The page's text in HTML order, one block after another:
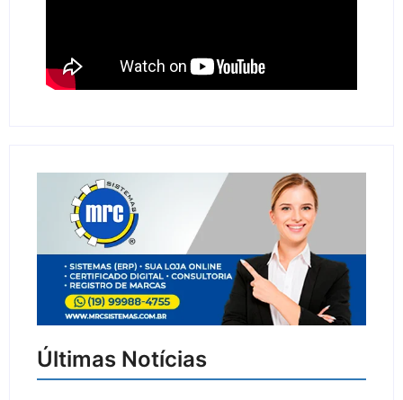
Últimas Notícias